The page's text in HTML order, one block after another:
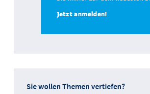
Sie wollen Themen vertiefen?